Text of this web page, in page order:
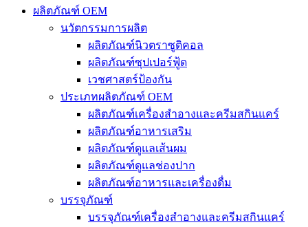
ผลิตภัณฑ์ OEM
นวัตกรรมการผลิต
ผลิตภัณฑ์นิวตราซูติคอล
ผลิตภัณฑ์ซุปเปอร์ฟู้ด
เวชศาสตร์ป้องกัน
ประเภทผลิตภัณฑ์ OEM
ผลิตภัณฑ์เครื่องสำอางและครีมสกินแคร์
ผลิตภัณฑ์อาหารเสริม
ผลิตภัณฑ์ดูแลเส้นผม
ผลิตภัณฑ์ดูแลช่องปาก
ผลิตภัณฑ์อาหารและเครื่องดื่ม
บรรจุภัณฑ์
บรรจุภัณฑ์เครื่องสำอางและครีมสกินแคร์